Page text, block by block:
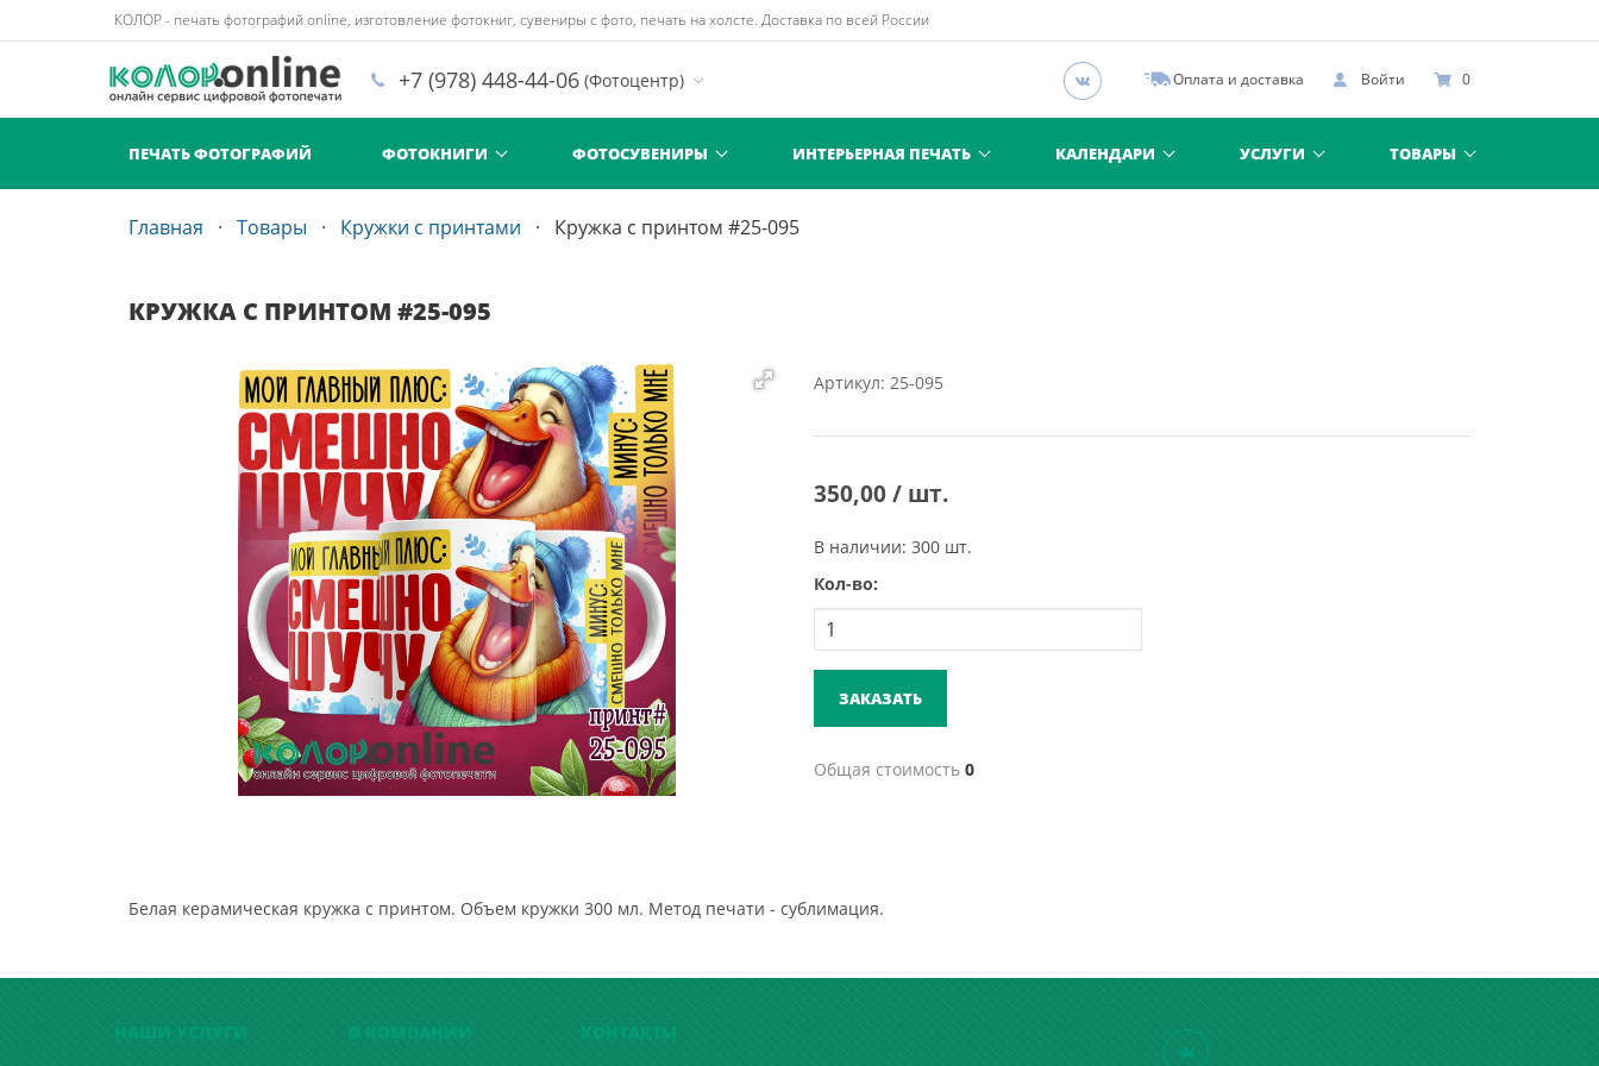
КОЛОР - печать фотографий online, изготовление фотокниг, сувениры с фото, печать на холсте. Доставка по всей России
+7 (978) 448-44-06 (Фотоцентр) Оплата и доставка Войти 0
ПЕЧАТЬ ФОТОГРАФИЙ ФОТОКНИГИ ФОТОСУВЕНИРЫ ИНТЕРЬЕРНАЯ ПЕЧАТЬ КАЛЕНДАРИ УСЛУГИ ТОВАРЫ
Главная Товары Кружки с принтами Кружка с принтом #25-095
КРУЖКА С ПРИНТОМ #25-095
Артикул: 25-095
350,00 / шт.
В наличии: 300 шт.
Кол-во:
ЗАКАЗАТЬ
Общая стоимость 0
Белая керамическая кружка с принтом. Объем кружки 300 мл. Метод печати - сублимация.